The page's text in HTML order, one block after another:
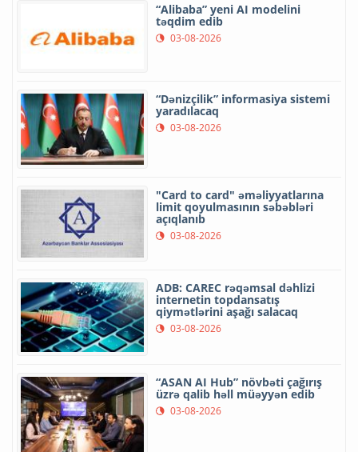
“Alibaba” yeni AI modelini
təqdim edib
03-08-2026
“Dənizçilik” informasiya sistemi
yaradılacaq
03-08-2026
"Card to card" əməliyyatlarına
limit qoyulmasının səbəbləri
açıqlanıb
03-08-2026
ADB: CAREC rəqəmsal dəhlizi
internetin topdansatış
qiymətlərini aşağı salacaq
03-08-2026
“ASAN AI Hub” növbəti çağırış
üzrə qalib həll müəyyən edib
03-08-2026